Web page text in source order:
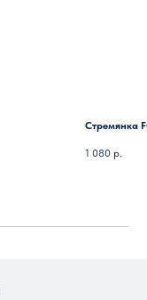
Стремянка
1 080 р.